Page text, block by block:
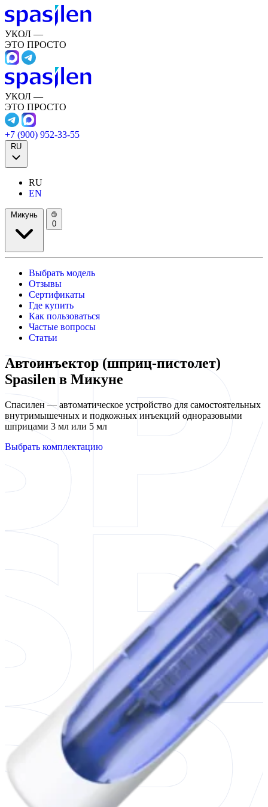
УКОЛ —
ЭТО ПРОСТО
УКОЛ —
ЭТО ПРОСТО
+7 (900) 952-33-55
RU
RU
EN
Микунь
0
Выбрать модель
Отзывы
Сертификаты
Где купить
Как пользоваться
Частые вопросы
Статьи
Автоинъектор (шприц-пистолет)
Spasilen в Микуне
Спасилен — автоматическое устройство для самостоятельных
внутримышечных и подкожных инъекций одноразовыми
шприцами 3 мл или 5 мл
Выбрать комплектацию